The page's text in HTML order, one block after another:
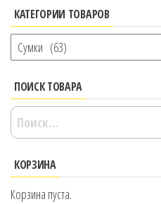
КАТЕГОРИИ ТОВАРОВ
ПОИСК ТОВАРА
Найти:
КОРЗИНА
Корзина пуста.